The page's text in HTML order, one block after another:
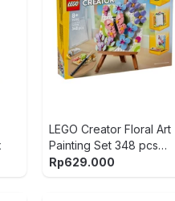
LEGO Creator Floral Art
Painting Set 348 pcs
31390 - Mix
Rp629.000